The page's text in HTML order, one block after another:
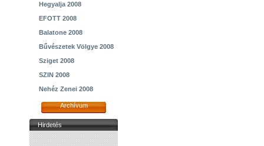
Hegyalja 2008
EFOTT 2008
Balatone 2008
Bűvészetek Völgye 2008
Sziget 2008
SZIN 2008
Nehéz Zenei 2008
Archívum
Hirdetés